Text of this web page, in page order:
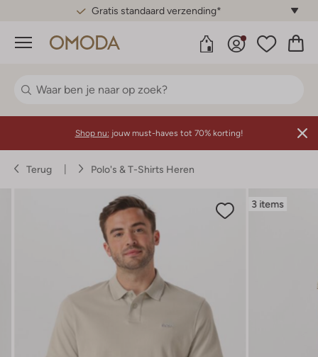
Gratis standaard verzending*
Menu
Shop nu: jouw must-haves tot 70% korting!
Terug Polo's & T-Shirts Heren
3 items